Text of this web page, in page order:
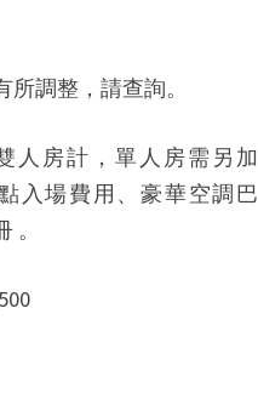
調整，請查詢。
人房計，單人房需另加
入場費用、豪華空調巴
。